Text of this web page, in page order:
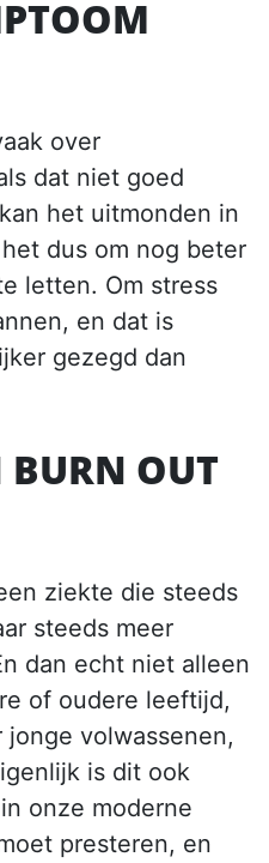
over
dat niet goed
het uitmonden in
dus om nog beter
letten. Om stress
en dat is
gezegd dan
BURN OUT
ziekte die steeds
steeds meer
dan echt niet alleen
of oudere leeftijd,
jonge volwassenen,
is dit ook
onze moderne
presteren, en